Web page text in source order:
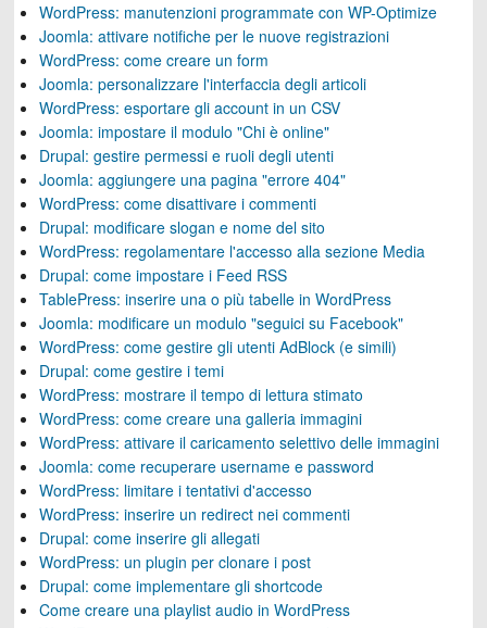
WordPress: manutenzioni programmate con WP-Optimize
Joomla: attivare notifiche per le nuove registrazioni
WordPress: come creare un form
Joomla: personalizzare l'interfaccia degli articoli
WordPress: esportare gli account in un CSV
Joomla: impostare il modulo "Chi è online"
Drupal: gestire permessi e ruoli degli utenti
Joomla: aggiungere una pagina "errore 404"
WordPress: come disattivare i commenti
Drupal: modificare slogan e nome del sito
WordPress: regolamentare l'accesso alla sezione Media
Drupal: come impostare i Feed RSS
TablePress: inserire una o più tabelle in WordPress
Joomla: modificare un modulo "seguici su Facebook"
WordPress: come gestire gli utenti AdBlock (e simili)
Drupal: come gestire i temi
WordPress: mostrare il tempo di lettura stimato
WordPress: come creare una galleria immagini
WordPress: attivare il caricamento selettivo delle immagini
Joomla: come recuperare username e password
WordPress: limitare i tentativi d'accesso
WordPress: inserire un redirect nei commenti
Drupal: come inserire gli allegati
WordPress: un plugin per clonare i post
Drupal: come implementare gli shortcode
Come creare una playlist audio in WordPress